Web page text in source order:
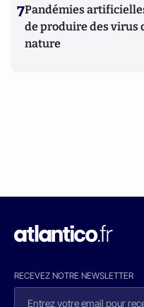
7Pandémies
de produire des virus
nature
RECEVEZ NOTRE NEWSLETTER